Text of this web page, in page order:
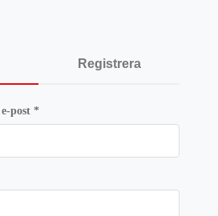
Registrera
post *Obligatoriskt